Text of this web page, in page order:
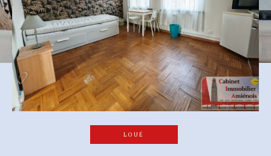
LOUÉ